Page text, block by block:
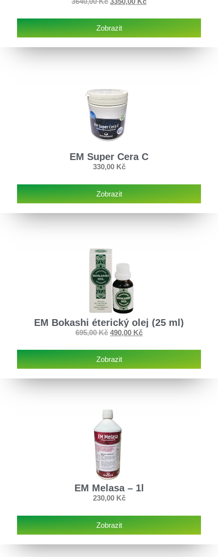
Zobrazit
EM Super Cera C
330,00 Kč
Zobrazit
EM Bokashi éterický olej (25 ml)
695,00Kč 490,00 Kč
Zobrazit
EM Melasa – 1l
230,00 Kč
Zobrazit